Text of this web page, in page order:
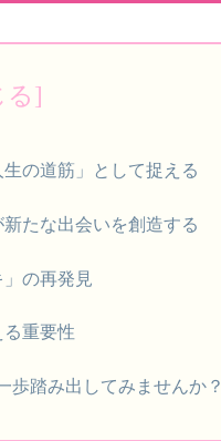
の道筋」として捉える
たな出会いを創造する
の再発見
重要性
歩踏み出してみませんか？